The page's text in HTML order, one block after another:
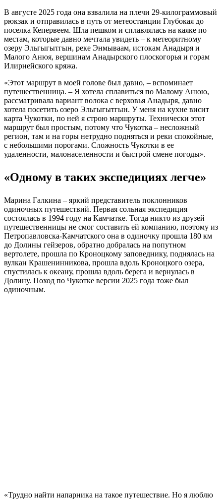
В августе 2025 года она взвалила на плечи 29-килограммовый
рюкзак и отправилась в путь от метеостанции Глубокая до
поселка Кепервеем. Шла пешком и сплавлялась на каяке по
местам, которые давно мечтала увидеть – к метеоритному
озеру Эльгыгытгын, реке Энмываам, истокам Анадыря и
Малого Анюя, вершинам Анадырского плоскогорья и горам
Илирнейского кряжа.
«Этот маршрут в моей голове был давно, – вспоминает
путешественница. – Я хотела сплавиться по Малому Анюю,
рассматривала вариант волока с верховья Анадыря, давно
хотела посетить озеро Эльгыгытгын. У меня на кухне висит
карта Чукотки, по ней я строю маршруты. Технически этот
маршрут был простым, потому что Чукотка – несложный
регион, там и на горы нетрудно подняться и реки спокойные,
с небольшими порогами. Сложность Чукотки в ее
удаленности, малонаселенности и быстрой смене погоды».
«Одному в таких экспедициях легче»
Марина Галкина – яркий представитель поклонников
одиночных путешествий. Первая сольная экспедиция
состоялась в 1994 году на Камчатке. Тогда никто из друзей
путешественницы не смог составить ей компанию, поэтому из
Петропавловска-Камчатского она в одиночку прошла 180 км
до Долины гейзеров, обратно добралась на попутном
вертолете, прошла по Кроноцкому заповеднику, поднялась на
вулкан Крашенинникова, прошла вдоль Кроноцкого озера,
спустилась к океану, прошла вдоль берега и вернулась в
Долину. Поход по Чукотке версии 2025 года тоже был
одиночным.
«Трудно найти напарника на такое путешествие. Но я люблю